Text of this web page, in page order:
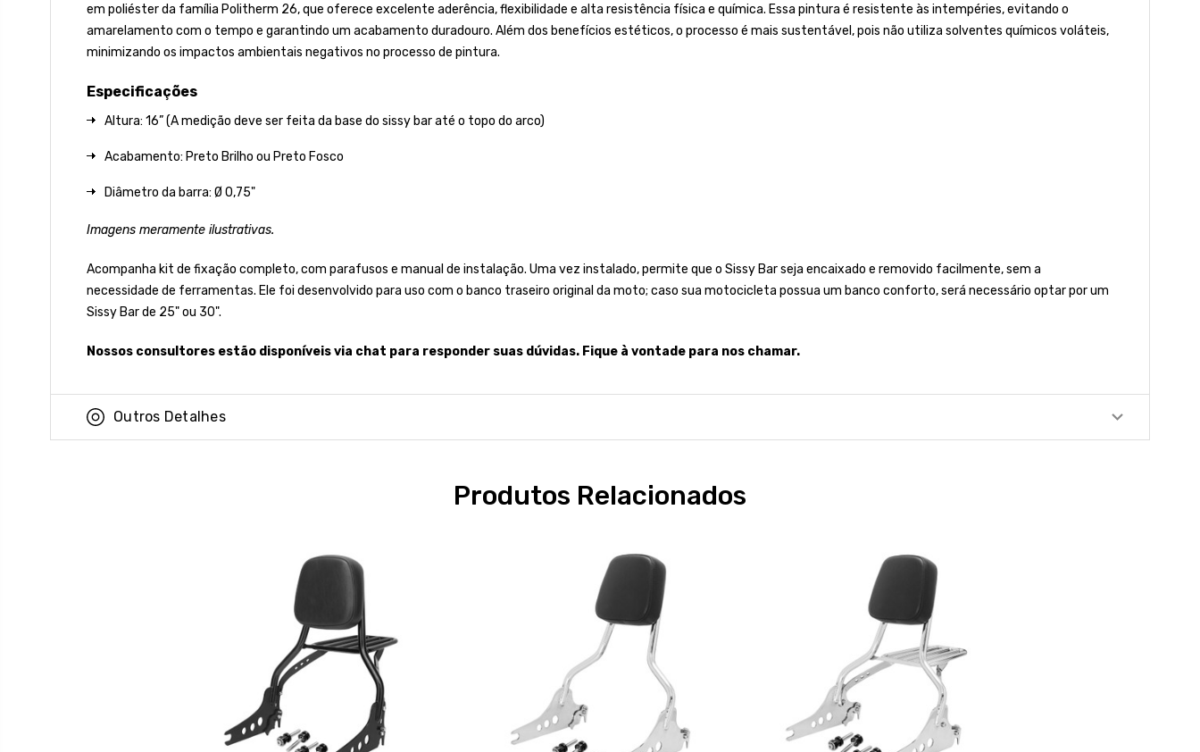
em poliéster da família Politherm 26, que oferece excelente aderência, flexibilidade e alta resistência física e química. Essa pintura é resistente às intempéries, evitando o
amarelamento com o tempo e garantindo um acabamento duradouro. Além dos benefícios estéticos, o processo é mais sustentável, pois não utiliza solventes químicos voláteis,
minimizando os impactos ambientais negativos no processo de pintura.
Especificações
Altura: 16” (A medição deve ser feita da base do sissy bar até o topo do arco)
Acabamento: Preto Brilho ou Preto Fosco
Diâmetro da barra: Ø 0,75"
Imagens meramente ilustrativas.
Acompanha kit de fixação completo, com parafusos e manual de instalação. Uma vez instalado, permite que o Sissy Bar seja encaixado e removido facilmente, sem a
necessidade de ferramentas. Ele foi desenvolvido para uso com o banco traseiro original da moto; caso sua motocicleta possua um banco conforto, será necessário optar por um
Sissy Bar de 25" ou 30".
Nossos consultores estão disponíveis via chat para responder suas dúvidas. Fique à vontade para nos chamar.
Outros Detalhes
Produtos Relacionados